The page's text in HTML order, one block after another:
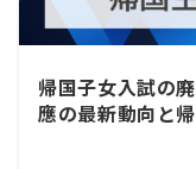
帰国子女入試の
應の最新動向と